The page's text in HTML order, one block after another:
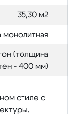
35,30 м2
монолитная
(толщина
- 400 мм)
стиле с